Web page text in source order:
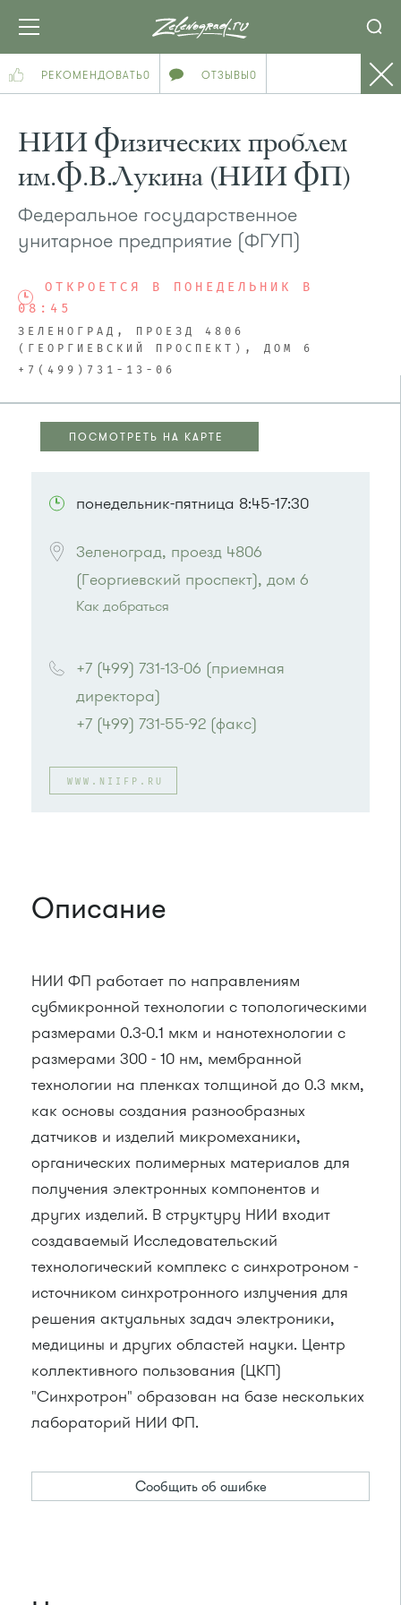
РЕКОМЕНДОВАТЬ0 ОТЗЫВЫ0
НИИ Физических проблем
им.Ф.В.Лукина (НИИ ФП)
Федеральное государственное
унитарное предприятие (ФГУП)
ОТКРОЕТСЯ В ПОНЕДЕЛЬНИК В
08:45
ЗЕЛЕНОГРАД, ПРОЕЗД 4806
(ГЕОРГИЕВСКИЙ ПРОСПЕКТ), ДОМ 6
+7(499)731-13-06
ПОСМОТРЕТЬ НА КАРТЕ
понедельник-пятница 8:45-17:30
Зеленоград, проезд 4806
(Георгиевский проспект), дом 6
Как добраться
автобус 31
или до остановки "МИЭТ":
Автобусы № 2, 3, 9, 11, 19, 31, 32.
Маршрутка № 409м, 419м
+7 (499) 731-13-06 (приемная
директора)
+7 (499) 731-55-92 (факс)
WWW.NIIFP.RU
Описание
НИИ ФП работает по направлениям
субмикронной технологии с топологическими
размерами 0.3-0.1 мкм и нанотехнологии с
размерами 300 - 10 нм, мембранной
технологии на пленках толщиной до 0.3 мкм,
как основы создания разнообразных
датчиков и изделий микромеханики,
органических полимерных материалов для
получения электронных компонентов и
других изделий. В структуру НИИ входит
создаваемый Исследовательский
технологический комплекс с синхротроном -
источником синхротронного излучения для
решения актуальных задач электроники,
медицины и других областей науки. Центр
коллективного пользования (ЦКП)
"Синхротрон" образован на базе нескольких
лабораторий НИИ ФП.
Сообщить об ошибке